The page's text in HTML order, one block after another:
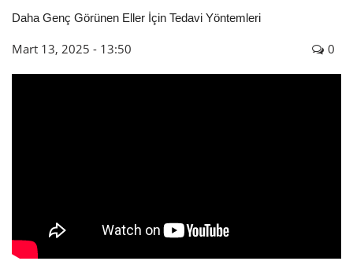
Daha Genç Görünen Eller İçin Tedavi Yöntemleri
Mart 13, 2025 - 13:50 0